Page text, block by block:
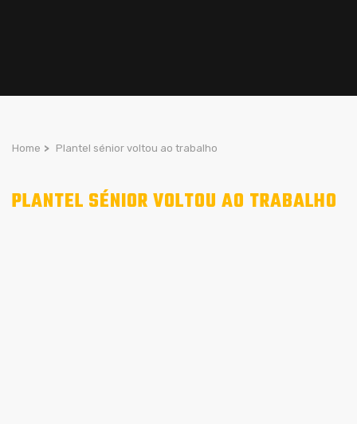
Home > Plantel sénior voltou ao trabalho
PLANTEL SÉNIOR VOLTOU AO TRABALHO